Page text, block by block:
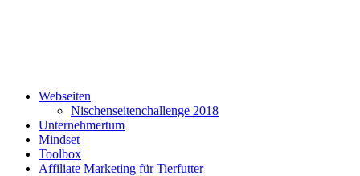
Webseiten
Nischenseitenchallenge 2018
Unternehmertum
Mindset
Toolbox
Affiliate Marketing für Tierfutter